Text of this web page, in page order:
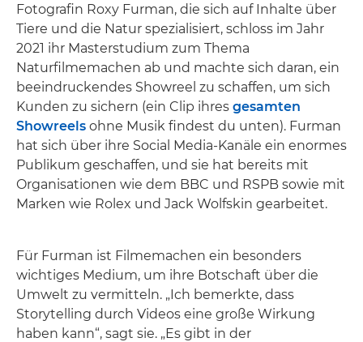
Fotografin Roxy Furman, die sich auf Inhalte über
Tiere und die Natur spezialisiert, schloss im Jahr
2021 ihr Masterstudium zum Thema
Naturfilmemachen ab und machte sich daran, ein
beeindruckendes Showreel zu schaffen, um sich
Kunden zu sichern (ein Clip ihres gesamten
Showreels ohne Musik findest du unten). Furman
hat sich über ihre Social Media-Kanäle ein enormes
Publikum geschaffen, und sie hat bereits mit
Organisationen wie dem BBC und RSPB sowie mit
Marken wie Rolex und Jack Wolfskin gearbeitet.
Für Furman ist Filmemachen ein besonders
wichtiges Medium, um ihre Botschaft über die
Umwelt zu vermitteln. „Ich bemerkte, dass
Storytelling durch Videos eine große Wirkung
haben kann“, sagt sie. „Es gibt in der